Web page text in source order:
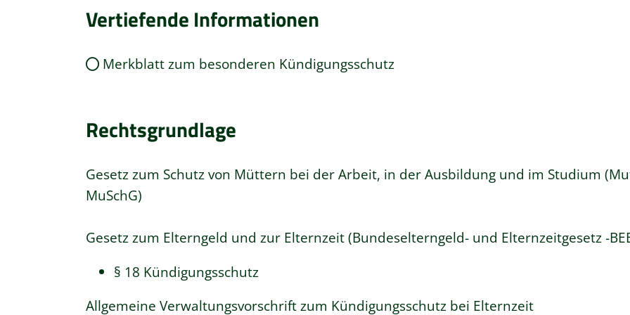
Vertiefende Informationen
Merkblatt zum besonderen Kündigungsschutz
Rechtsgrundlage
Gesetz zum Schutz von Müttern bei der Arbeit, in der Ausbildung und im Studium
MuSchG)
Gesetz zum Elterngeld und zur Elternzeit (Bundeselterngeld- und Elternzeitgesetz -
§ 18 Kündigungsschutz
Allgemeine Verwaltungsvorschrift zum Kündigungsschutz bei Elternzeit